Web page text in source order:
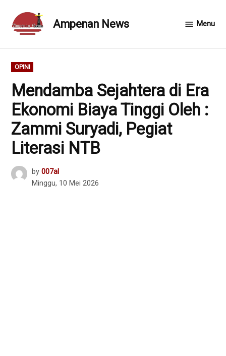
content
Ampenan News Menu
POSTED
IN
OPINI
Mendamba Sejahtera di Era
Ekonomi Biaya Tinggi Oleh :
Zammi Suryadi, Pegiat
Literasi NTB
by 007al
Minggu, 10 Mei 2026